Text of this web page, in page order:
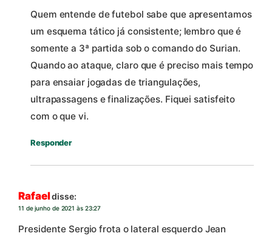
Quem entende de futebol sabe que apresentamos
um esquema tático já consistente; lembro que é
somente a 3ª partida sob o comando do Surian.
Quando ao ataque, claro que é preciso mais tempo
para ensaiar jogadas de triangulações,
ultrapassagens e finalizações. Fiquei satisfeito
com o que vi.
Responder
Rafaeldisse:
11 de junho de 2021 às 23:27
Presidente Sergio frota o lateral esquerdo Jean